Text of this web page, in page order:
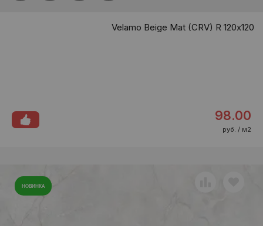
Velamo Beige Mat (CRV) R 120х120
98.00
руб. / м2
НОВИНКА